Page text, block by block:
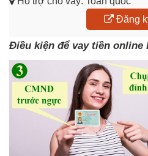
Đăng
Điều kiện để vay tiền online